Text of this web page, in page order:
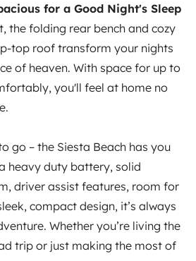
for a Good Night's Sleep
the folding rear bench and cozy
top roof transform your nights
of heaven. With space for up to
you'll feel at home no
go – the Siesta Beach has you
heavy duty battery, solid
driver assist features, room for
compact design, it’s always
Whether you’re living the
trip or just making the most of
sécurisés
fois
Disponible sur
Google Play
Recrutement CGU